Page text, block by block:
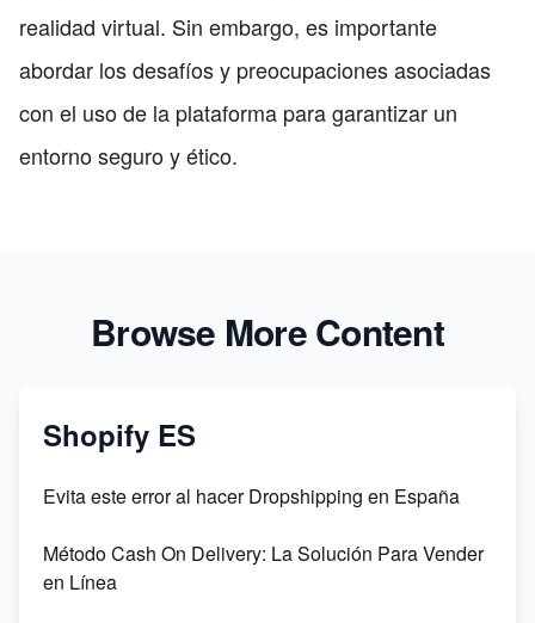
realidad virtual. Sin embargo, es importante
abordar los desafíos y preocupaciones asociadas
con el uso de la plataforma para garantizar un
entorno seguro y ético.
Browse More Content
Shopify ES
Evita este error al hacer Dropshipping en España
Método Cash On Delivery: La Solución Para Vender
en Línea